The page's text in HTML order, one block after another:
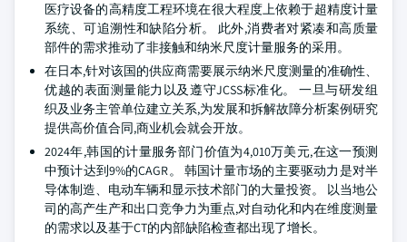
医疗设备的高精度工程环境在很大程度上依赖于超精度计量
系统、可追溯性和缺陷分析。 此外,消费者对紧凑和高质量
部件的需求推动了非接触和纳米尺度计量服务的采用。
在日本,针对该国的供应商需要展示纳米尺度测量的准确性、
优越的表面测量能力以及遵守JCSS标准化。 一旦与研发组
织及业务主管单位建立关系,为发展和拆解故障分析案例研究
提供高价值合同,商业机会就会开放。
2024年,韩国的计量服务部门价值为4,010万美元,在这一预测
中预计达到9%的CAGR。 韩国计量市场的主要驱动力是对半
导体制造、电动车辆和显示技术部门的大量投资。 以当地公
司的高产生产和出口竞争力为重点,对自动化和内在维度测量
的需求以及基于CT的内部缺陷检查都出现了增长。